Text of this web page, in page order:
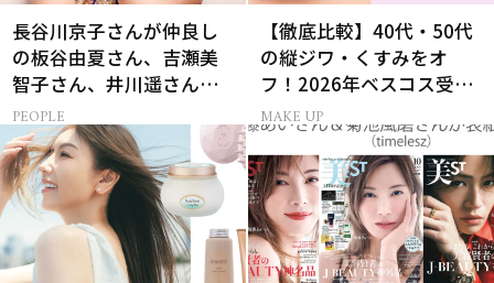
長谷川京子さんが仲良し
の板谷由夏さん、吉瀬美
智子さん、井川遥さんと
集まる理由は…
PEOPLE
【徹底比較】40代・50代
の縦ジワ・くすみをオ
フ！2026年ベスコス受賞
リキッドルージュ3選
MAKE UP